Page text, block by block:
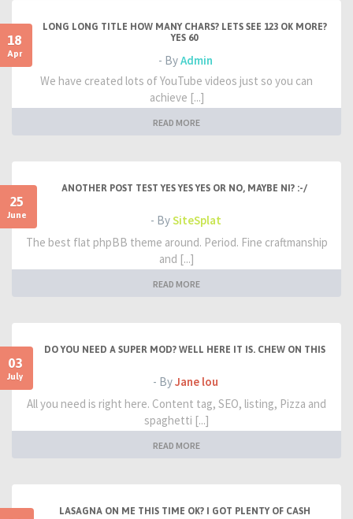
18
Apr
LONG LONG TITLE HOW MANY CHARS? LETS SEE 123 OK MORE?
YES 60
- ByAdmin
We have created lots of YouTube videos just so you can
achieve [...]
READ MORE
25
June
ANOTHER POST TEST YES YES YES OR NO, MAYBE NI? :-/
- BySiteSplat
The best flat phpBB theme around. Period. Fine craftmanship
and [...]
READ MORE
03
July
DO YOU NEED A SUPER MOD? WELL HERE IT IS. CHEW ON THIS
- ByJane lou
All you need is right here. Content tag, SEO, listing, Pizza and
spaghetti [...]
READ MORE
LASAGNA ON ME THIS TIME OK? I GOT PLENTY OF CASH